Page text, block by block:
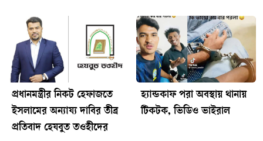
​প্রধানমন্ত্রীর নিকট হেফাজতে
ইসলামের অন্যায্য দাবির তীব্র
প্রতিবাদ হেযবুত তওহীদের
হ্যান্ডকাফ পরা অবস্থায় থানায়
টিকটক, ভিডিও ভাইরাল